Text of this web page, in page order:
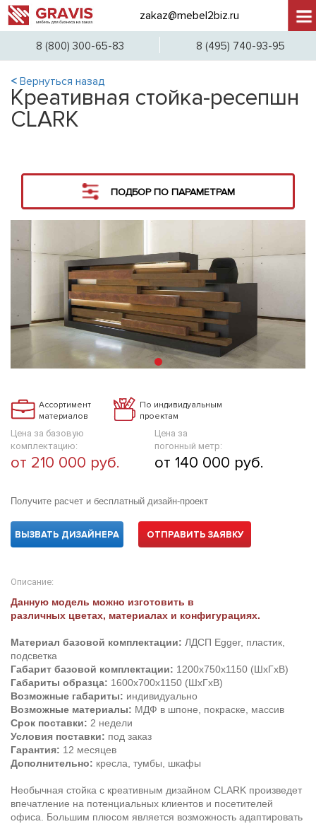
+7
zakaz@mebel2biz.ru
8 (800) 300-65-83 8 (495) 740-93-95
< Вернуться назад
Креативная стойка-ресепшн
CLARK
ПОДБОР ПО ПАРАМЕТРАМ
Ассортимент
материалов
По индивидуальным
проектам
Цена за базовую
комплектацию:
от 210 000 руб.
Цена за
погонный метр:
от 140 000 руб.
Получите расчет и бесплатный дизайн-проект
ВЫЗВАТЬ ДИЗАЙНЕРА ОТПРАВИТЬ ЗАЯВКУ
Описание:
Данную модель можно изготовить в
различных цветах, материалах и конфигурациях.
Материал базовой комплектации: ЛДСП Egger, пластик,
подсветка
Габарит базовой комплектации: 1200х750х1150 (ШхГхВ)
Габариты образца: 1600х700х1150 (ШхГхВ)
Возможные габариты: индивидуально
Возможные материалы: МДФ в шпоне, покраске, массив
Срок поставки: 2 недели
Условия поставки: под заказ
Гарантия: 12 месяцев
Дополнительно: кресла, тумбы, шкафы
Необычная стойка с креативным дизайном CLARK произведет
впечатление на потенциальных клиентов и посетителей
офиса. Большим плюсом является возможность адаптировать